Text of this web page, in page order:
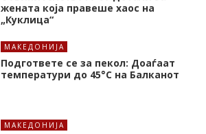
жената која правеше хаос на
„Куклица“
МАКЕДОНИЈА
Подгответе се за пекол: Доаѓаат
температури до 45°C на Балканот
МАКЕДОНИЈА